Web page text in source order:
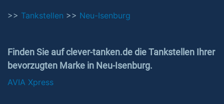
>> Tankstellen >> Neu-Isenburg
Finden Sie auf clever-tanken.de die Tankstellen Ihrer
bevorzugten Marke in Neu-Isenburg.
AVIA Xpress